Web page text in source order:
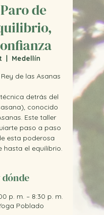
de
  |
Medellín
de las Asanas
detrás del
conocido
Este taller
paso a paso
esta poderosa
hasta el equilibrio.
dónde
p. m. – 8:30 p. m.
Poblado